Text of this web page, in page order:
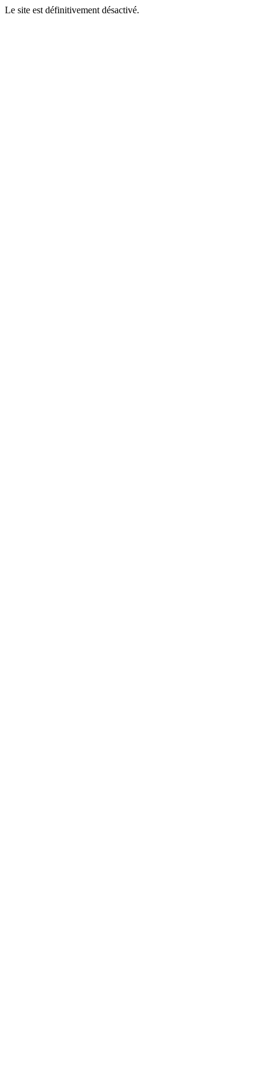
Le site est définitivement désactivé.